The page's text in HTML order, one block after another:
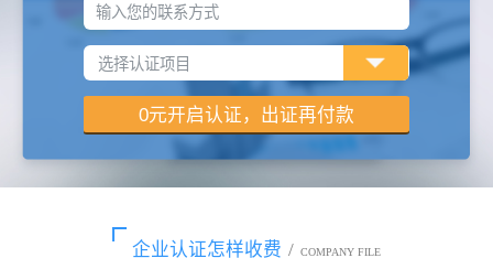
输入您的联系方式
企业认证怎样收费 / COMPANY FILE